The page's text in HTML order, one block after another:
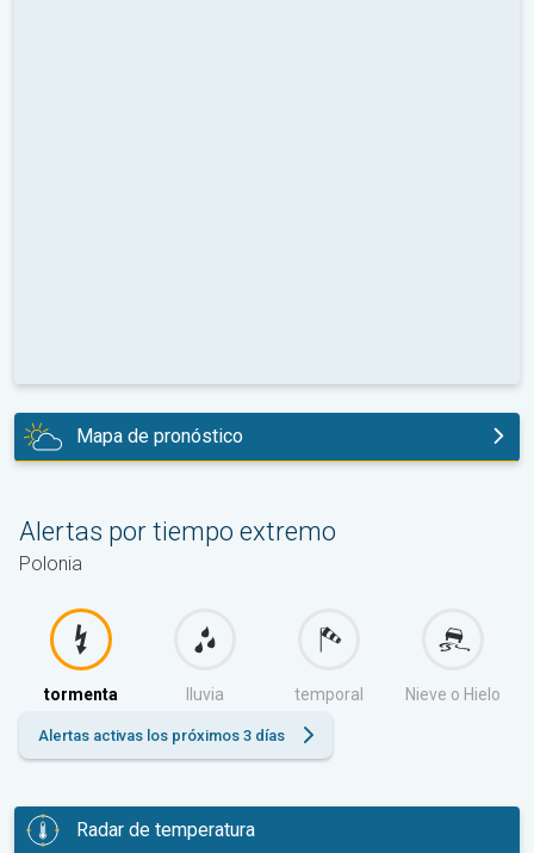
Mapa de pronóstico
Alertas por tiempo extremo
Polonia
tormenta lluvia temporal Nieve o Hielo
Alertas activas los próximos 3 días
Radar de temperatura